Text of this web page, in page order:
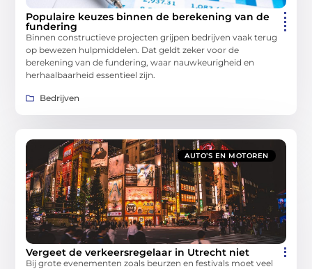
Populaire keuzes binnen de berekening van de
fundering
Binnen constructieve projecten grijpen bedrijven vaak terug
op bewezen hulpmiddelen. Dat geldt zeker voor de
berekening van de fundering, waar nauwkeurigheid en
herhaalbaarheid essentieel zijn.
Bedrijven
AUTO’S EN MOTOREN
Vergeet de verkeersregelaar in Utrecht niet
Bij grote evenementen zoals beurzen en festivals moet veel